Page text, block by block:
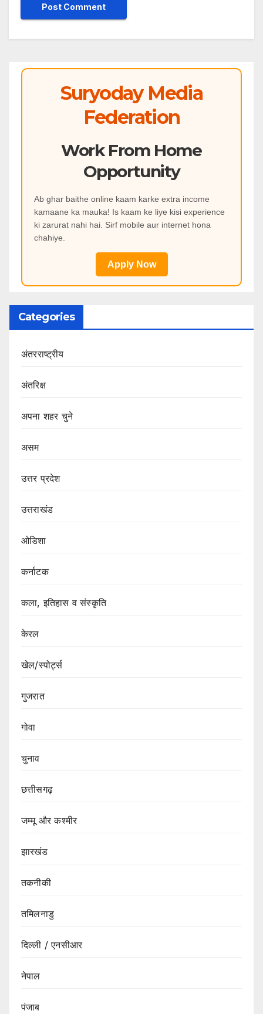
Suryoday Media
Federation
Work From Home
Opportunity
Ab ghar baithe online kaam karke extra income
kamaane ka mauka! Is kaam ke liye kisi experience
ki zarurat nahi hai. Sirf mobile aur internet hona
chahiye.
Apply Now
Categories
अंतरराष्ट्रीय
अंतरिक्ष
अपना शहर चुने
असम
उत्तर प्रदेश
उत्तराखंड
ओडिशा
कर्नाटक
कला, इतिहास व संस्कृति
केरल
खेल/स्पोर्ट्स
गुजरात
गोवा
चुनाव
छत्तीसगढ़
जम्मू और कश्मीर
झारखंड
तकनीकी
तमिलनाडु
दिल्ली / एनसीआर
नेपाल
पंजाब